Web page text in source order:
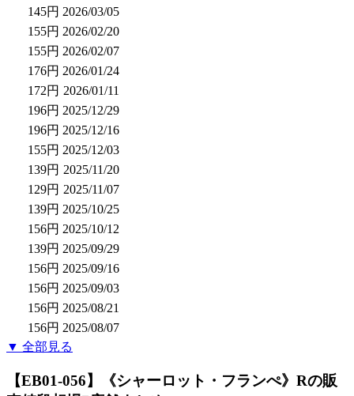
145円 2026/03/05
155円 2026/02/20
155円 2026/02/07
176円 2026/01/24
172円 2026/01/11
196円 2025/12/29
196円 2025/12/16
155円 2025/12/03
139円 2025/11/20
129円 2025/11/07
139円 2025/10/25
156円 2025/10/12
139円 2025/09/29
156円 2025/09/16
156円 2025/09/03
156円 2025/08/21
156円 2025/08/07
▼ 全部見る
【EB01-056】《シャーロット・フランぺ》Rの販